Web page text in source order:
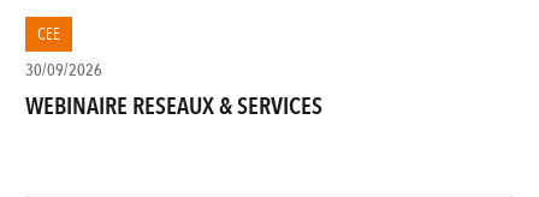
CEE
30/09/2026
WEBINAIRE RESEAUX & SERVICES